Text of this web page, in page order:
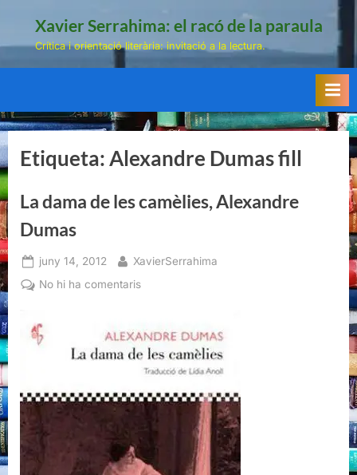
Xavier Serrahima: el racó de la paraula
Crítica i orientació literària: invitació a la lectura.
Etiqueta:Alexandre Dumas fill
La dama de les camèlies, Alexandre
Dumas
Posted
on
juny 14, 2012 By
XavierSerrahima
No hi ha comentarisa
de
les
camèlies,
Alexandre